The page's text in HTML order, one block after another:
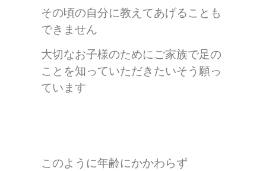
その頃の自分に教えてあげることも
できません
大切なお子様のためにご家族で足の
ことを知っていただきたいそう願っ
ています
このように年齢にかかわらず